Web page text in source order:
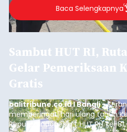
Baca Selengkapnya
Sambut HUT RI,
Gelar Pemeriksaan
Gratis
balitribune.co.id I Bangli -
memperingati hari ulang tahun
Republik Indonesia ( HUT RI) ke-